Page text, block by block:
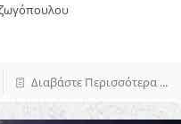
Διαβάστε Περισσότερα ...